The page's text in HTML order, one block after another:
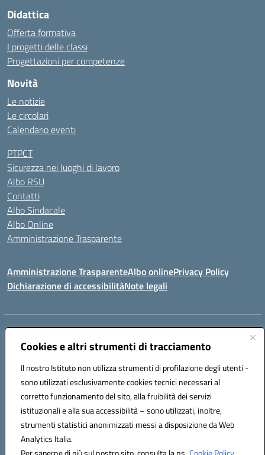
Cookies e altri strumenti di tracciamento
Il nostro Istituto non utilizza strumenti di profilazione degli utenti -
sono utilizzati esclusivamente cookies tecnici necessari al
corretto funzionamento del sito, alla fruibilità dei servizi
istituzionali e alla sua accessibilità – sono utilizzati, inoltre,
strumenti statistici anonimizzati messi a disposizione da Web
Analytics Italia.
Didattica
Offerta formativa
I progetti delle classi
Progettazioni per competenze
Novità
Le notizie
Le circolari
Calendario eventi
PTPCT
Sicurezza nei luoghi di lavoro
Albo RSU
Contatti
Albo Sindacale
Albo Online
Amministrazione Trasparente
Amministrazione TrasparenteAlbo onlinePrivacy Policy
Dichiarazione di accessibilitàNote legali
Centralino:
Posta elettronica certificata (PEC):tpis02200a@pec.istruzione.it
Codice fiscale: 93066580817
Codice meccanografico:TPIS02200A
VIA CESARÒ, 36 - 91016 ERICE - CASA SANTA (TP)
Telefono: 0923569559
Hosting & Powered by 3D Solution S.r.l.